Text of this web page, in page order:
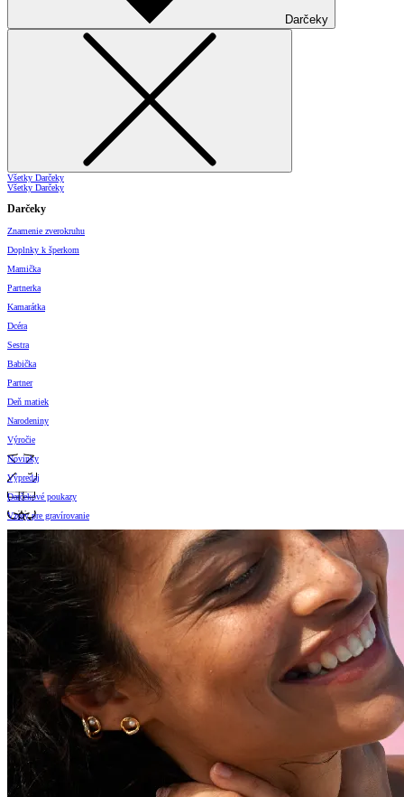
Darčeky
Všetky Darčeky
Všetky Darčeky
Darčeky
Znamenie zverokruhu
Doplnky k šperkom
Mamička
Partnerka
Kamarátka
Dcéra
Sestra
Babička
Partner
Deň matiek
Narodeniny
Výročie
Novinky
Výpredaj
Darčekové poukazy
Vzory pre gravírovanie